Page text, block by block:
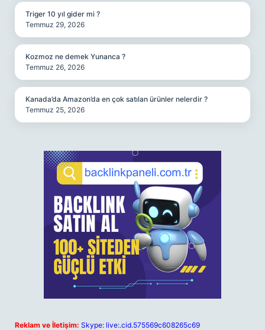
Triger 10 yıl gider mi ?
Temmuz 29, 2026
Kozmoz ne demek Yunanca ?
Temmuz 26, 2026
Kanada’da Amazon’da en çok satılan ürünler nelerdir ?
Temmuz 25, 2026
Reklam ve İletişim: Skype: live:.cid.575569c608265c69